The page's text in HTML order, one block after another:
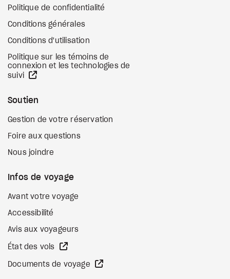
Politique de confidentialité
Conditions générales
Conditions d'utilisation
Politique sur les témoins de
connexion et les technologies de
suivi
Soutien
Gestion de votre réservation
Foire aux questions
Nous joindre
Infos de voyage
Avant votre voyage
Accessibilité
Avis aux voyageurs
État des vols
Documents de voyage